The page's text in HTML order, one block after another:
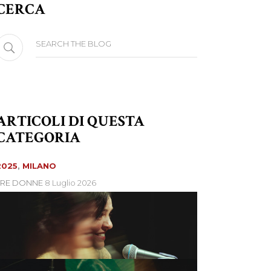
DI QUESTA
, MILANO
DONNE8 Luglio 2026